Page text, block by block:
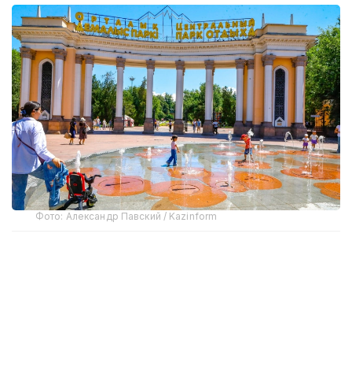
Фото: Александр Павский / Kazinform